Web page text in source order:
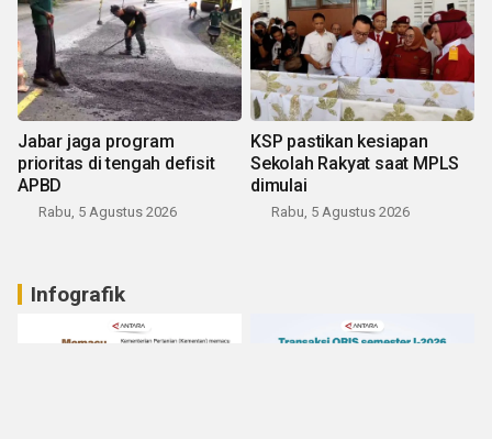
Jabar jaga program
prioritas di tengah defisit
APBD
Rabu, 5 Agustus 2026
KSP pastikan kesiapan
Sekolah Rakyat saat MPLS
dimulai
Rabu, 5 Agustus 2026
Infografik